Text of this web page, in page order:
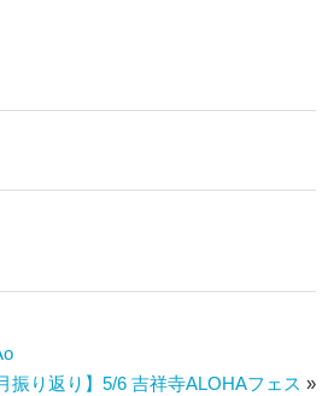
振り返り】5/6 吉祥寺ALOHAフェス »